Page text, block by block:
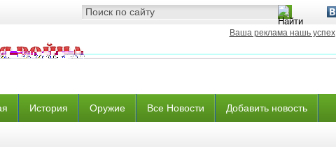
Ваша реклама нашь успех
История Оружие Все Новости Добавить новость